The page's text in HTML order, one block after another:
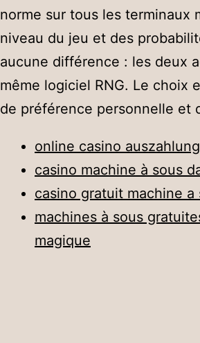
norme sur tous les terminaux
niveau du jeu et des
aucune différence : les deux
même logiciel RNG. Le choix
de préférence personnelle et
online casino
casino machine à sous
casino gratuit machine a
machines à sous
magique